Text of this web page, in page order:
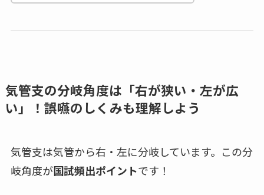
気管支の分岐角度は「右が狭い・左が広
い」！誤嚥のしくみも理解しよう
気管支は気管から右・左に分岐しています。この分
岐角度が国試頻出ポイントです！